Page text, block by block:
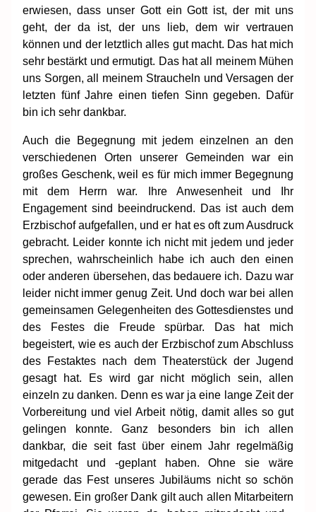
erwiesen, dass unser Gott ein Gott ist, der mit uns
geht, der da ist, der uns lieb, dem wir vertrauen
können und der letztlich alles gut macht. Das hat mich
sehr bestärkt und ermutigt. Das hat all meinem Mühen
uns Sorgen, all meinem Straucheln und Versagen der
letzten fünf Jahre einen tiefen Sinn gegeben. Dafür
bin ich sehr dankbar.
Auch die Begegnung mit jedem einzelnen an den
verschiedenen Orten unserer Gemeinden war ein
großes Geschenk, weil es für mich immer Begegnung
mit dem Herrn war. Ihre Anwesenheit und Ihr
Engagement sind beeindruckend. Das ist auch dem
Erzbischof aufgefallen, und er hat es oft zum Ausdruck
gebracht. Leider konnte ich nicht mit jedem und jeder
sprechen, wahrscheinlich habe ich auch den einen
oder anderen übersehen, das bedauere ich. Dazu war
leider nicht immer genug Zeit. Und doch war bei allen
gemeinsamen Gelegenheiten des Gottesdienstes und
des Festes die Freude spürbar. Das hat mich
begeistert, wie es auch der Erzbischof zum Abschluss
des Festaktes nach dem Theaterstück der Jugend
gesagt hat. Es wird gar nicht möglich sein, allen
einzeln zu danken. Denn es war ja eine lange Zeit der
Vorbereitung und viel Arbeit nötig, damit alles so gut
gelingen konnte. Ganz besonders bin ich allen
dankbar, die seit fast über einem Jahr regelmäßig
mitgedacht und -geplant haben. Ohne sie wäre
gerade das Fest unseres Jubiläums nicht so schön
gewesen. Ein großer Dank gilt auch allen Mitarbeitern